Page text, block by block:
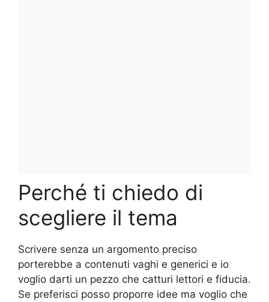
Perché ti chiedo di
scegliere il tema
Scrivere senza un argomento preciso
porterebbe a contenuti vaghi e generici e io
voglio darti un pezzo che catturi lettori e fiducia.
Se preferisci posso proporre idee ma voglio che